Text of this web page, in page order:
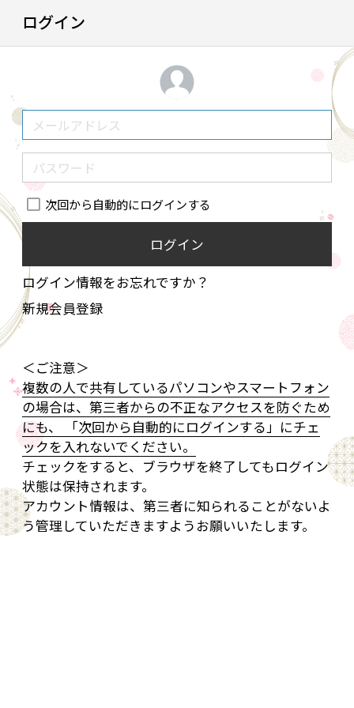
ログイン
次回から自動的にログインする
ログイン
ログイン情報をお忘れですか？
新規会員登録
＜ご注意＞
複数の人で共有しているパソコンやスマートフォン
の場合は、第三者からの不正なアクセスを防ぐため
にも、 「次回から自動的にログインする」にチェ
ックを入れないでください。
チェックをすると、ブラウザを終了してもログイン
状態は保持されます。
アカウント情報は、第三者に知られることがないよ
う管理していただきますようお願いいたします。